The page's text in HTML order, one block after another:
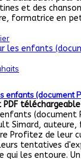
et des
formatrice en
enfants (document
(document
Simard,
Profitez de leur
tentatives
qui les entoure.